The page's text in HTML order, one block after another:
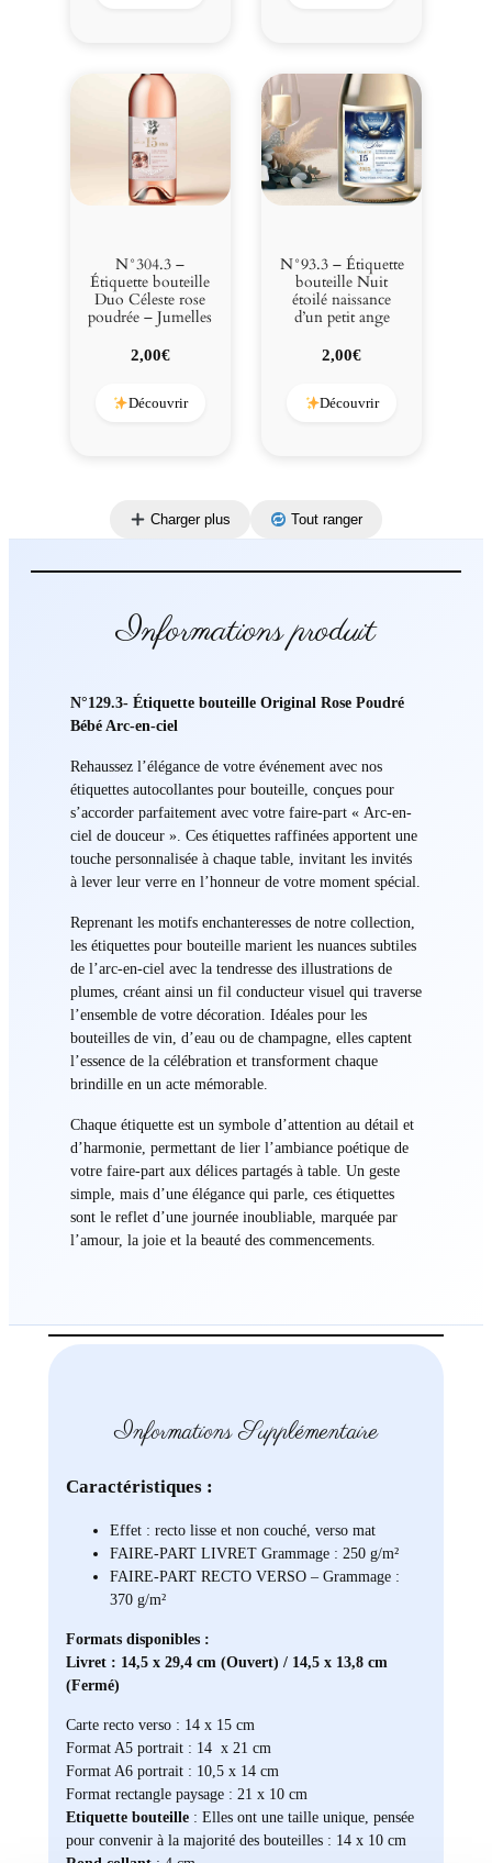
N°304.3 –
Étiquette bouteille
Duo Céleste rose
poudrée – Jumelles
2,00€
Découvrir
N°93.3 – Étiquette
bouteille Nuit
étoilé naissance
d’un petit ange
2,00€
Découvrir
Charger plus Tout ranger
Informations produit
N°129.3- Étiquette bouteille Original Rose Poudré
Bébé Arc-en-ciel
Rehaussez l’élégance de votre événement avec nos
étiquettes autocollantes pour bouteille, conçues pour
s’accorder parfaitement avec votre faire-part « Arc-en-
ciel de douceur ». Ces étiquettes raffinées apportent une
touche personnalisée à chaque table, invitant les invités
à lever leur verre en l’honneur de votre moment spécial.
Reprenant les motifs enchanteresses de notre collection,
les étiquettes pour bouteille marient les nuances subtiles
de l’arc-en-ciel avec la tendresse des illustrations de
plumes, créant ainsi un fil conducteur visuel qui traverse
l’ensemble de votre décoration. Idéales pour les
bouteilles de vin, d’eau ou de champagne, elles captent
l’essence de la célébration et transforment chaque
brindille en un acte mémorable.
Chaque étiquette est un symbole d’attention au détail et
d’harmonie, permettant de lier l’ambiance poétique de
votre faire-part aux délices partagés à table. Un geste
simple, mais d’une élégance qui parle, ces étiquettes
sont le reflet d’une journée inoubliable, marquée par
l’amour, la joie et la beauté des commencements.
Informations Supplémentaire
Caractéristiques :
Effet : recto lisse et non couché, verso mat
FAIRE-PART LIVRET Grammage : 250 g/m²
FAIRE-PART RECTO VERSO – Grammage :
370 g/m²
Formats disponibles :
Livret : 14,5 x 29,4 cm (Ouvert) / 14,5 x 13,8 cm
(Fermé)
Carte recto verso : 14 x 15 cm
Format A5 portrait : 14 x 21 cm
Format A6 portrait : 10,5 x 14 cm
Format rectangle paysage : 21 x 10 cm
Etiquette bouteille: Elles ont une taille unique, pensée
pour convenir à la majorité des bouteilles : 14 x 10 cm